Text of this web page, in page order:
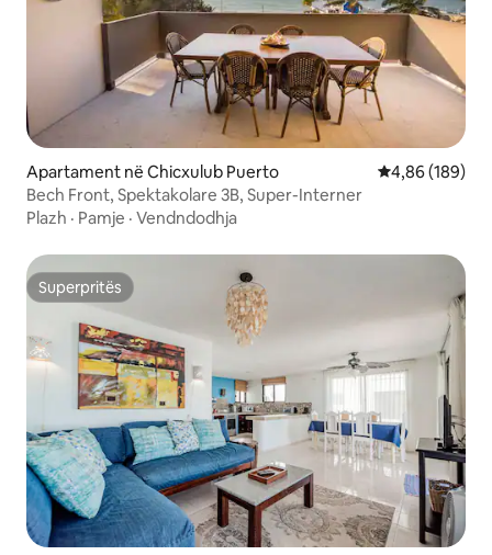
Apartament në Chicxulub Puerto Vlerësimi
4,86 (189)
Bech Front, Spektakolare 3B, Super-Interner
Plazh · Pamje · Vendndodhja
Superpritës
Superpritës